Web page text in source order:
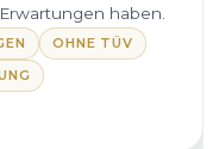
haben.
OHNE TÜV